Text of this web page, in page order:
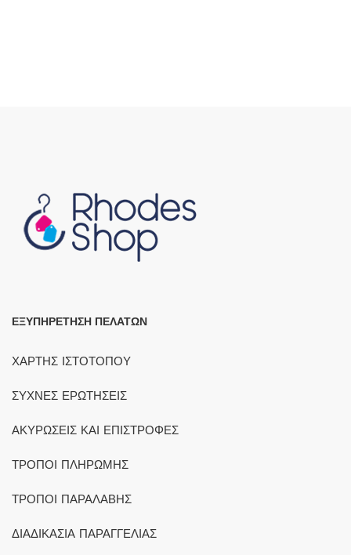
ΕΞΥΠΗΡΕΤΗΣΗ ΠΕΛΑΤΩΝ
ΧΑΡΤΗΣ ΙΣΤΟΤΟΠΟΥ
ΣΥΧΝΕΣ ΕΡΩΤΗΣΕΙΣ
ΑΚΥΡΩΣΕΙΣ ΚΑΙ ΕΠΙΣΤΡΟΦΕΣ
ΤΡΟΠΟΙ ΠΛΗΡΩΜΗΣ
ΤΡΟΠΟΙ ΠΑΡΑΛΑΒΗΣ
ΔΙΑΔΙΚΑΣΙΑ ΠΑΡΑΓΓΕΛΙΑΣ